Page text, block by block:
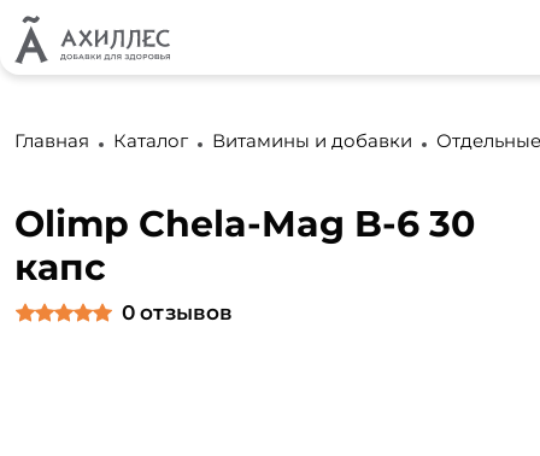
Главная Каталог Витамины и добавки
Olimp Chela-Mag B-6 30
капс
0 отзывов